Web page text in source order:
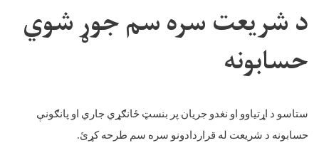
د شریعت سره سم جوړ شوي
حسابونه
ستاسو د اړتیاوو او نغدو جریان پر بنسټ ځانګړي جاري او پانګونې
حسابونه د شریعت له قراردادونو سره سم طرحه کړئ.